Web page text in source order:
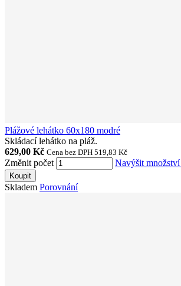
Plážové lehátko 60x180 modré
Skládací lehátko na pláž.
629,00 Kč Cena bez DPH 519,83 Kč
Změnit počet Navýšit množství
Koupit
Skladem Porovnání